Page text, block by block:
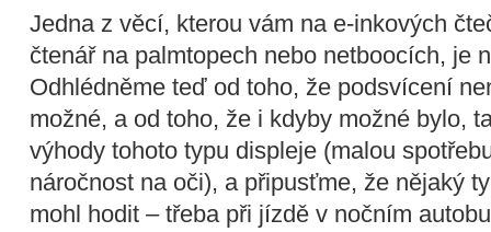
Jedna z věcí, kterou vám na e-inkových
čtenář na palmtopech nebo netboocích, je
Odhlédněme teď od toho, že podsvícení
možné, a od toho, že i kdyby možné bylo,
výhody tohoto typu displeje (malou
náročnost na oči), a připusťme, že nějaký
mohl hodit – třeba při jízdě v nočním